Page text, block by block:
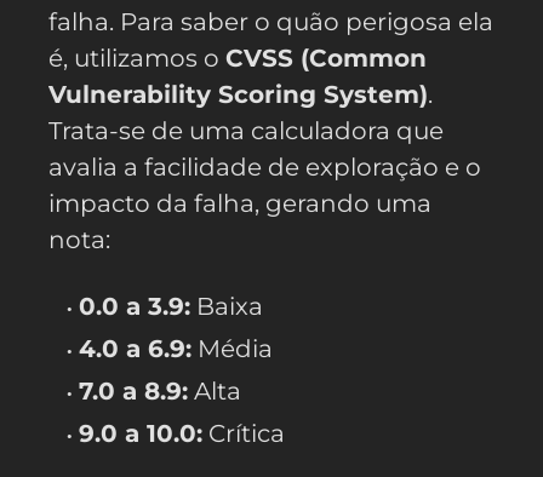
falha. Para saber o quão perigosa ela
é, utilizamos o CVSS (Common
Vulnerability Scoring System).
Trata-se de uma calculadora que
avalia a facilidade de exploração e o
impacto da falha, gerando uma
nota:
0.0 a 3.9: Baixa
4.0 a 6.9: Média
7.0 a 8.9: Alta
9.0 a 10.0: Crítica